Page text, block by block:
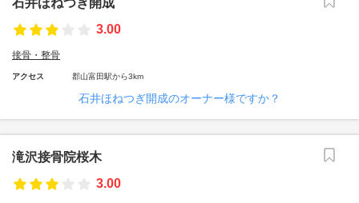
石井ほねつぎ開成
3.00
接骨・整骨
アクセス 郡山富田駅から3km
石井ほねつぎ開成のオーナー様ですか？
滝沢接骨院桜木
3.00